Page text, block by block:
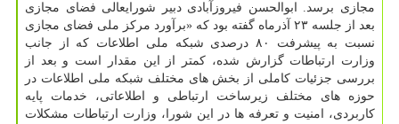
مجازی برسد. ابوالحسن فیروزآبادی دبیر شورایعالی فضای مجازی
بعد از جلسه ۲۳ آذرماه گفته بود كه «برآورد مركز ملی فضای مجازی
نسبت به پیشرفت ۸۰ درصدی شبكه ملی اطلاعات كه از جانب
وزارت ارتباطات گزارش شده، كمتر از این مقدار است و بعد از
بررسی جزئیات كاملی از بخش های مختلف شبكه ملی اطلاعات در
حوزه های مختلف زیرساخت ارتباطی و اطلاعاتی، خدمات پایه
كاربردی، امنیت و تعرفه ها در این شورا، وزارت ارتباطات مشكلات